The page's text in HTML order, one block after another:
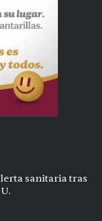
sanitaria tras